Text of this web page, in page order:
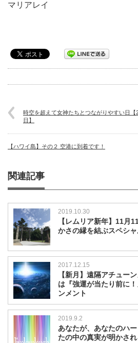
マリアレイ
時空を超えて女神たちとつながりやすい日
日】
【ハワイ島】その２ 空港に到着です！
関連記事
2019.10.30
【レムリア新年】11月
かさの縁を結ぶスペシ
2017.12.15
【新月】遠隔アチュー
は『強運が当たり前に
ンメント
2019.9.2
あなたが、あなたのハ
たの中の真実が明かさ